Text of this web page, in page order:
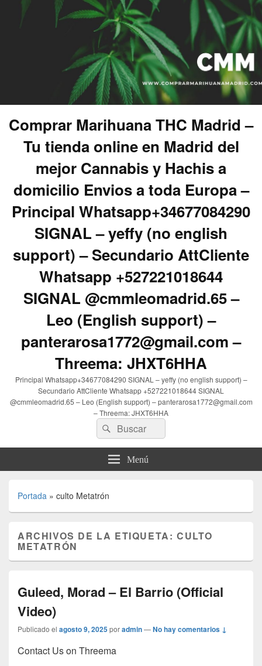
Comprar Marihuana THC Madrid –
Tu tienda online en Madrid del
mejor Cannabis y Hachis a
domicilio Envios a toda Europa –
Principal Whatsapp+34677084290
SIGNAL – yeffy (no english
support) – Secundario AttCliente
Whatsapp +527221018644
SIGNAL @cmmleomadrid.65 –
Leo (English support) –
panterarosa1772@gmail.com –
Threema: JHXT6HHA
Principal Whatsapp+34677084290 SIGNAL – yeffy (no english support) –
Secundario AttCliente Whatsapp +527221018644 SIGNAL
@cmmleomadrid.65 – Leo (English support) – panterarosa1772@gmail.com
– Threema: JHXT6HHA
Buscar
por:
Buscar
Menú
Portada » culto Metatrón
ARCHIVOS DE LA ETIQUETA:CULTO
METATRÓN
Guleed, Morad – El Barrio (Official
Video)
Publicado el agosto 9, 2025poradmin—No hay comentarios ↓
Contact Us on Threema